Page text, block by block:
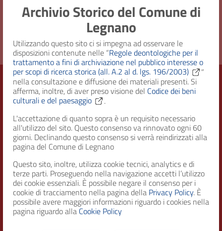
Archivio Storico del Comune di
Legnano
Utilizzando questo sito ci si impegna ad osservare le
disposizioni contenute nelle “Regole deontologiche per il
trattamento a fini di archiviazione nel pubblico interesse o
per scopi di ricerca storica (all. A.2 al d. lgs. 196/2003)
”
nella consultazione e diffusione dei materiali presenti. Si
afferma, inoltre, di aver preso visione del Codice dei beni
culturali e del paesaggio
.
L'accettazione di quanto sopra è un requisito necessario
all'utilizzo del sito. Questo consenso va rinnovato ogni 60
giorni. Declinando questo consenso si verrà reindirizzati alla
pagina del Comune di Legnano
Questo sito, inoltre, utilizza cookie tecnici, analytics e di
terze parti. Proseguendo nella navigazione accetti l’utilizzo
dei cookie essenziali. È possibile negare il consenso per i
cookie di tracciamento nella pagina della Privacy Policy. È
possibile avere maggiori informazioni riguardo i cookies nella
pagina riguardo alla Cookie Policy
Diritto d'accesso Uso pubblico
Città di Legnano – Archivio Storico
RECAPITI
Indirizzo
Piazza San Magno 9
20025, Legnano (MI)
Telefono
(+39) 0331471111